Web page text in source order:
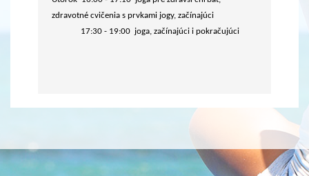
zdravotné cvičenia s prvkami jogy, začínajúci
17:30 - 19:00 joga, začínajúci i pokračujúci